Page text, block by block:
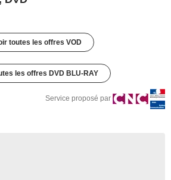
toutes les offres VOD
les offres DVD BLU-RAY
Service proposé par